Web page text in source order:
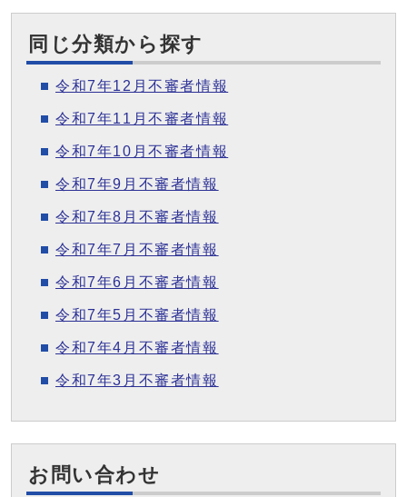
同じ分類から探す
令和7年12月不審者情報
令和7年11月不審者情報
令和7年10月不審者情報
令和7年9月不審者情報
令和7年8月不審者情報
令和7年7月不審者情報
令和7年6月不審者情報
令和7年5月不審者情報
令和7年4月不審者情報
令和7年3月不審者情報
お問い合わせ